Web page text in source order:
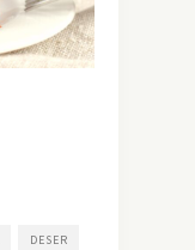
DESER